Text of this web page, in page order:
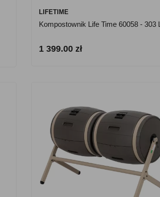
LIFETIME
Kompostownik Life Time 60058 - 303 L
1 399.00 zł